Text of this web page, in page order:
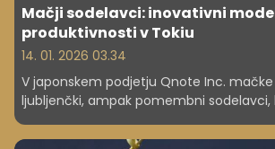
Mačji sodelavci: inovativni
produktivnosti v Tokiu
14. 01. 2026 03.34
V japonskem podjetju Qnote Inc. mačke
ljubljenčki, ampak pomembni sodelavci,
nasmehe, zmanjšujejo stres in zvišujejo
Odkrijte, kako so spremenile delovnik in